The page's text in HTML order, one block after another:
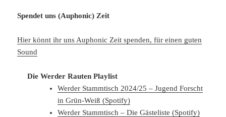
Spendet uns (Auphonic) Zeit
Hier könnt ihr uns Auphonic Zeit spenden, für einen guten
Sound
Die Werder Rauten Playlist
Werder Stammtisch 2024/25 – Jugend Forscht
in Grün-Weiß (Spotify)
Werder Stammtisch – Die Gästeliste (Spotify)